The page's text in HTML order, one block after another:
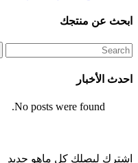
ابحث عن منتجك
Search
for:
احدث الأخبار
No posts were found.
اشترك ليصلك كل ماهو جديد